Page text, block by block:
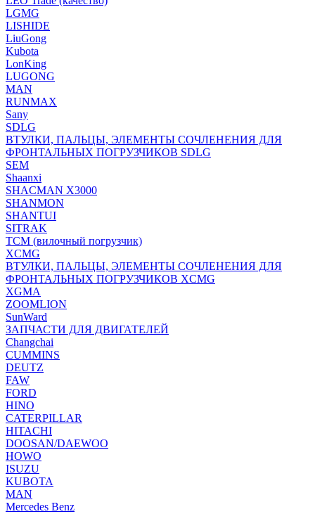
LGMG
LISHIDE
LiuGong
Kubota
LonKing
LUGONG
MAN
RUNMAX
Sany
SDLG
ВТУЛКИ, ПАЛЬЦЫ, ЭЛЕМЕНТЫ СОЧЛЕНЕНИЯ ДЛЯ
ФРОНТАЛЬНЫХ ПОГРУЗЧИКОВ SDLG
SEM
Shaanxi
SHACMAN X3000
SHANMON
SHANTUI
SITRAK
TCM (вилочный погрузчик)
XCMG
ВТУЛКИ, ПАЛЬЦЫ, ЭЛЕМЕНТЫ СОЧЛЕНЕНИЯ ДЛЯ
ФРОНТАЛЬНЫХ ПОГРУЗЧИКОВ XCMG
XGMA
ZOOMLION
SunWard
ЗАПЧАСТИ ДЛЯ ДВИГАТЕЛЕЙ
Changchai
CUMMINS
DEUTZ
FAW
FORD
HINO
CATERPILLAR
HITACHI
DOOSAN/DAEWOO
HOWO
ISUZU
KUBOTA
MAN
Mercedes Benz